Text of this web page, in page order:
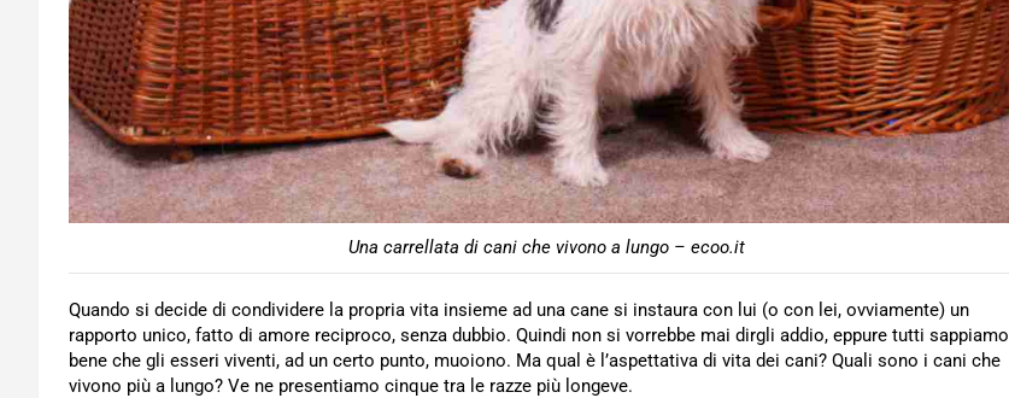
Una carrellata di cani che vivono a lungo – ecoo.it
Quando si decide di condividere la propria vita insieme ad una cane si instaura con lui (o con lei, ovviamente) un
rapporto unico, fatto di amore reciproco, senza dubbio. Quindi non si vorrebbe mai dirgli addio, eppure tutti sappiamo
bene che gli esseri viventi, ad un certo punto, muoiono. Ma qual è l’aspettativa di vita dei cani? Quali sono i cani che
vivono più a lungo? Ve ne presentiamo cinque tra le razze più longeve.